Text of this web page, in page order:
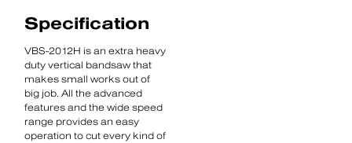
Specification
VBS-2012H is an extra heavy
duty vertical bandsaw that
makes small works out of
big job. All the advanced
features and the wide speed
range provides an easy
operation to cut every kind of